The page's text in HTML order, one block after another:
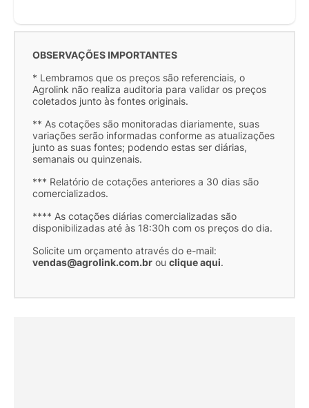
OBSERVAÇÕES IMPORTANTES
* Lembramos que os preços são referenciais, o
Agrolink não realiza auditoria para validar os preços
coletados junto às fontes originais.
** As cotações são monitoradas diariamente, suas
variações serão informadas conforme as atualizações
junto as suas fontes; podendo estas ser diárias,
semanais ou quinzenais.
*** Relatório de cotações anteriores a 30 dias são
comercializados.
**** As cotações diárias comercializadas são
disponibilizadas até às 18:30h com os preços do dia.
Solicite um orçamento através do e-mail:
vendas@agrolink.com.br ou clique aqui.